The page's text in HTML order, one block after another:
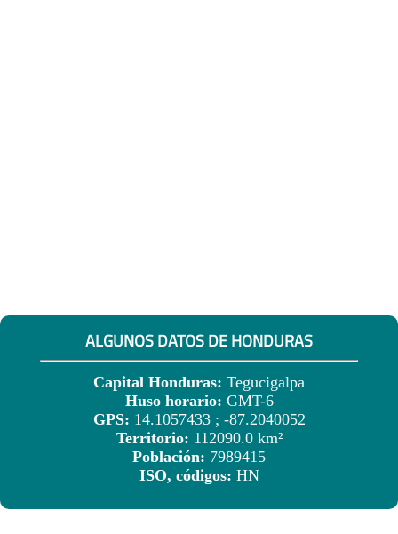
ALGUNOS DATOS DE HONDURAS
Capital Honduras: Tegucigalpa
Huso horario: GMT-6
GPS: 14.1057433 ; -87.2040052
Territorio: 112090.0 km²
Población: 7989415
ISO, códigos: HN